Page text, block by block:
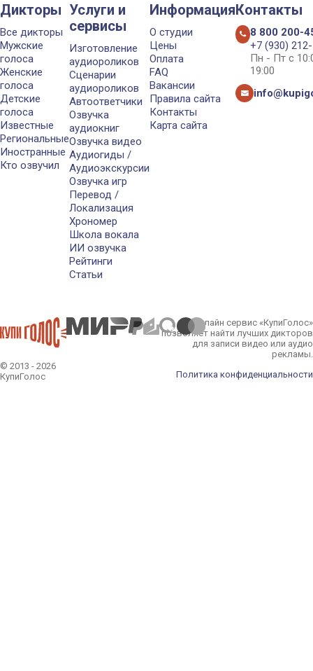
Дикторы
Все дикторы
Мужские
голоса
Женские
голоса
Детские
голоса
Известные
Региональные
Иностранные
Кто озвучил
Услуги и
сервисы
Изготовление
аудиороликов
Сценарии
аудиороликов
Автоответчики
Озвучка
аудиокниг
Озвучка видео
Аудиогиды /
Аудиоэкскурсии
Озвучка игр
Перевод /
Локализация
Хрономер
Школа вокала
ИИ озвучка
Рейтинги
Статьи
Информация
О студии
Цены
Оплата
FAQ
Вакансии
Правила сайта
Контакты
Карта сайта
Контакты
8 800 200-
+7 (930)
Пн - Пт с
19:00
© 2013 - 2026
КупиГолос
Онлайн сервис «КупиГолос»
позволяет найти лучших дикторов
для записи видео или аудио
рекламы.
Политика конфиденциальности